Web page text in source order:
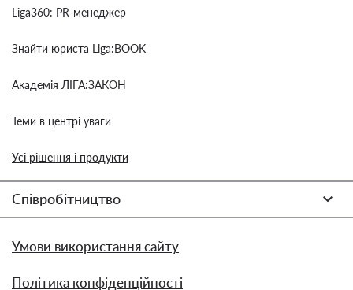
Liga360: PR-менеджер
Знайти юриста Liga:BOOK
Академія ЛІГА:ЗАКОН
Теми в центрі уваги
Усі рішення і продукти
Співробітництво
Умови використання сайту
Політика конфіденційності